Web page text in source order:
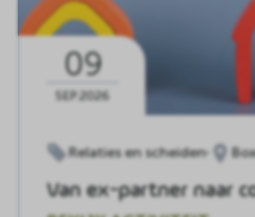
09
SEP.2026
Relaties en scheiden
Van ex-partner naar